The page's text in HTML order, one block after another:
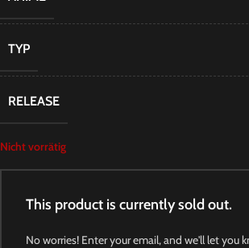
TYP
RELEASE
Nicht vorrätig
This product is currently sold out.
No worries! Enter your email, and we'll let you